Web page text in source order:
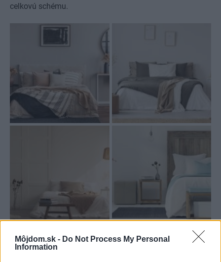
Môjdom.sk - Do Not Process My Personal
Information
celkovú schému.